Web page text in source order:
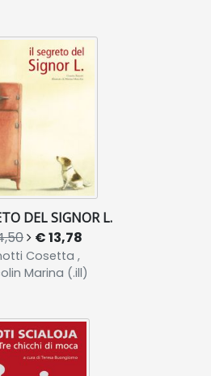
DEL SIGNOR L.
€ 13,78
Cosetta ,
Marina (.ill)